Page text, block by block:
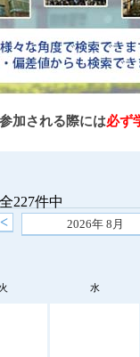
加される際には必ず
< 2026年 8月
火 水
全227件中